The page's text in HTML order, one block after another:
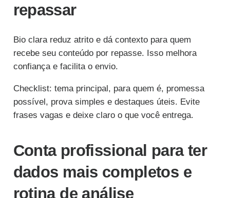
repassar
Bio clara reduz atrito e dá contexto para quem
recebe seu conteúdo por repasse. Isso melhora
confiança e facilita o envio.
Checklist: tema principal, para quem é, promessa
possível, prova simples e destaques úteis. Evite
frases vagas e deixe claro o que você entrega.
Conta profissional para ter
dados mais completos e
rotina de análise